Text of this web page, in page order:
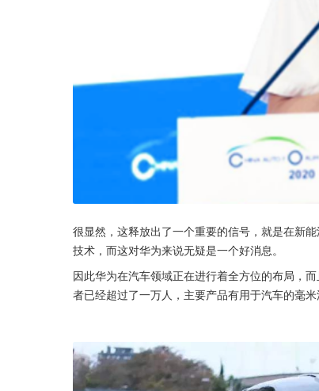
很显然，这释放出了一个重要的信号，就是在新
技术，而这对华为来说无疑是一个好消息。
因此华为在汽车领域正在进行着全方位的布局，
者已经超过了一万人，主要产品有用于汽车的毫米